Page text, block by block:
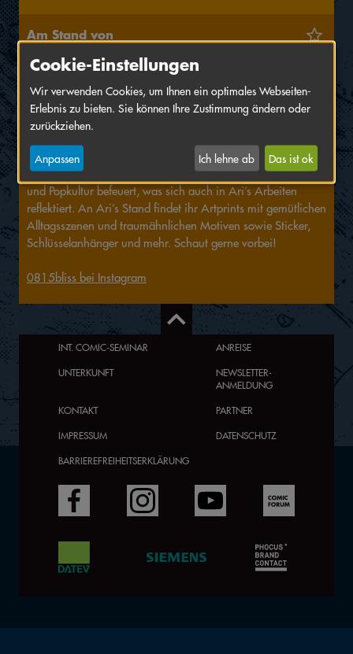
Am Stand von
0815bliss
HalleD,Standnummer 133
0815bliss aka Ari ist ein queerer Künstler aus dem Raum
Illustrationen und leuchtende Farben. Ari‘s Leidenschaft zum
Zeichnen wird schon lange durch Anime, Manga, Games
und Popkultur befeuert, was sich auch in Ari’s Arbeiten
reflektiert. An Ari’s Stand findet ihr Artprints mit gemütlichen
Alltagsszenen und traumähnlichen Motiven sowie Sticker,
Schlüsselanhänger und mehr. Schaut gerne vorbei!
0815bliss bei Instagram
INT. COMIC-SEMINAR
ANREISE
UNTERKUNFT
NEWSLETTER-
ANMELDUNG
KONTAKT
PARTNER
IMPRESSUM
DATENSCHUTZ
BARRIEREFREIHEITSERKLÄRUNG
Cookie-Einstellungen
Wir verwenden Cookies, um Ihnen ein optimales Webseiten-
Erlebnis zu bieten. Sie können Ihre Zustimmung ändern oder
zurückziehen.
Anpassen Ich lehne ab Das ist ok